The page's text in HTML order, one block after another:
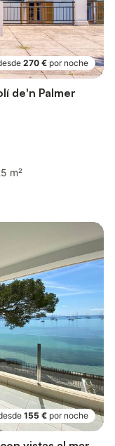
270 € por noche
de'n Palmer
m²
155 € por noche